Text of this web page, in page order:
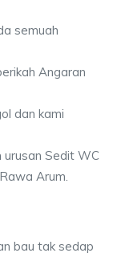
semuah
Angaran
dan kami
urusan Sedit WC
Arum.
bau tak sedap